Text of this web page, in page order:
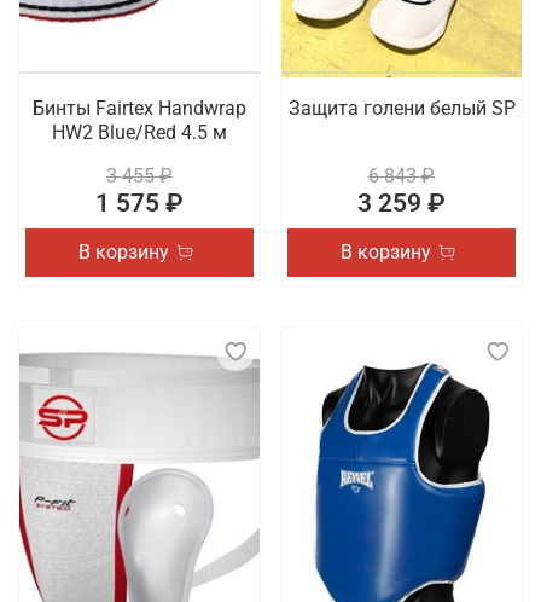
Бинты Fairtex Handwrap
HW2 Blue/Red 4.5 м
3 455 ₽
1 575 ₽
В корзину
Защита голени белый SP
6 843 ₽
3 259 ₽
В корзину